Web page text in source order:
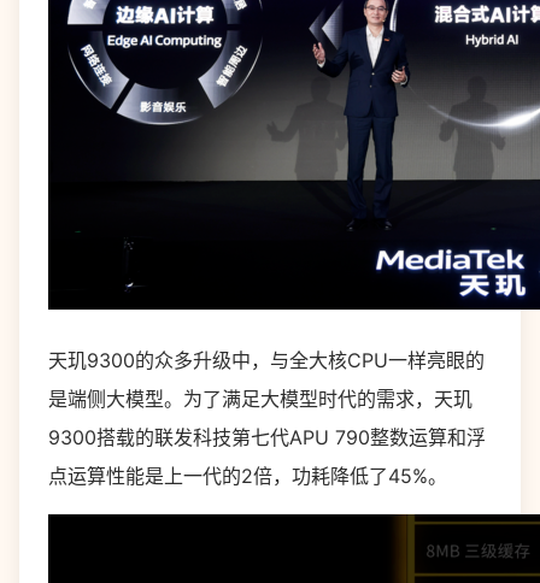
天玑9300的众多升级中，与全大核CPU一样亮眼的
是端侧大模型。为了满足大模型时代的需求，天玑
9300搭载的联发科技第七代APU 790整数运算和浮
点运算性能是上一代的2倍，功耗降低了45%。